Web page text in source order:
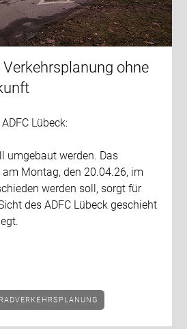
ohne
Lübeck:
umgebaut werden. Das
Montag, den 20.04.26, im
werden soll, sorgt für
des ADFC Lübeck geschieht
RADVERKEHRSPLANUNG